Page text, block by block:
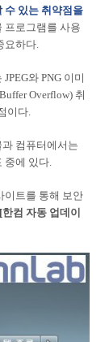
수 있는 취약점을
프로그램를 사용
요하다.
와 PNG 이미
Overflow) 취
이다.
과 컴퓨터에서는
중에 있다.
이트를 통해 보안
[한컴 자동 업데이